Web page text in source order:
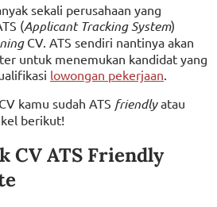
sekali perusahaan yang
(Applicant Tracking System)
CV. ATS sendiri nantinya akan
untuk menemukan kandidat yang
lowongan pekerjaan
kamu sudah ATS friendlyatau
berikut!
CV ATS Friendly